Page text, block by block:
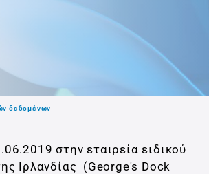
δεδομένων
στην εταιρεία ειδικού
Ιρλανδίας (George's Dock